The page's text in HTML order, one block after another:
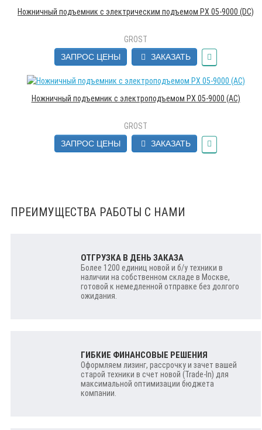
Ножничный подъемник с электрическим подъемом PX 05-9000 (DC)
GROST
ЗАПРОС ЦЕНЫ
ЗАКАЗАТЬ
Ножничный подъемник с электроподъемом PX 05-9000 (AC)
GROST
ЗАПРОС ЦЕНЫ
ЗАКАЗАТЬ
ПРЕИМУЩЕСТВА РАБОТЫ С НАМИ
ОТГРУЗКА В ДЕНЬ ЗАКАЗА
Более 1200 единиц новой и б/у техники в
наличии на собственном складе в Москве,
готовой к немедленной отправке без долгого
ожидания.
ГИБКИЕ ФИНАНСОВЫЕ РЕШЕНИЯ
Оформляем лизинг, рассрочку и зачет вашей
старой техники в счет новой (Trade-In) для
максимальной оптимизации бюджета
компании.